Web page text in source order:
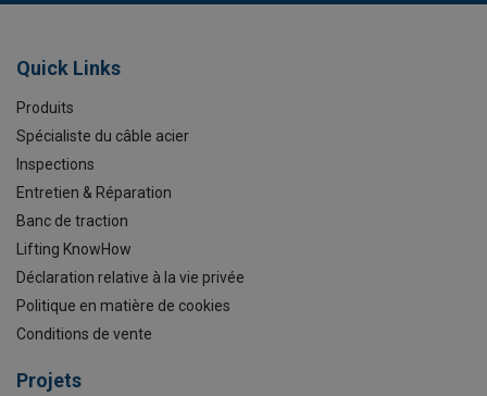
Quick Links
Produits
Spécialiste du câble acier
Inspections
Entretien & Réparation
Banc de traction
Lifting KnowHow
Déclaration relative à la vie privée
Politique en matière de cookies
Conditions de vente
Projets